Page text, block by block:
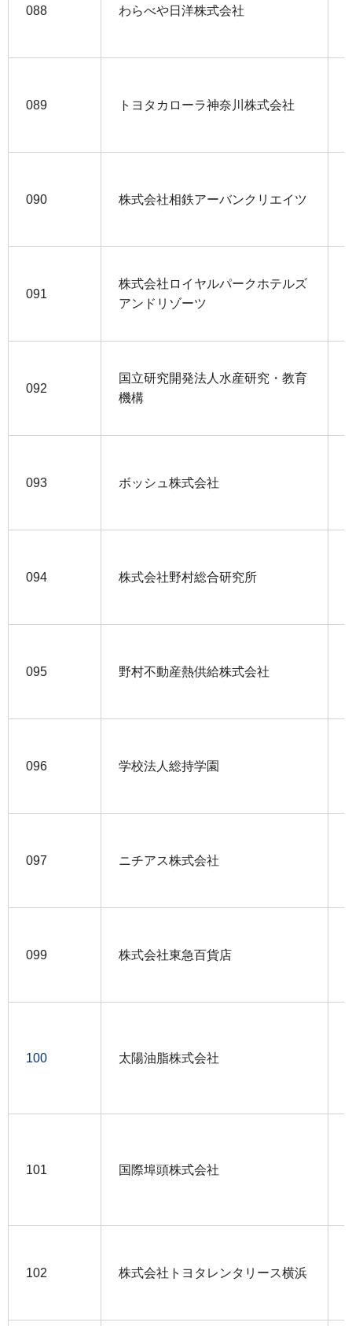
088 わらべや日洋株式会社
089 トヨタカローラ神奈川株式会社
090 株式会社相鉄アーバンクリエイツ
091
株式会社ロイヤルパークホテルズ
アンドリゾーツ
092
国立研究開発法人水産研究・教育
機構
093 ボッシュ株式会社
094 株式会社野村総合研究所
095 野村不動産熱供給株式会社
096 学校法人総持学園
097 ニチアス株式会社
099 株式会社東急百貨店
100 太陽油脂株式会社
101 国際埠頭株式会社
102 株式会社トヨタレンタリース横浜